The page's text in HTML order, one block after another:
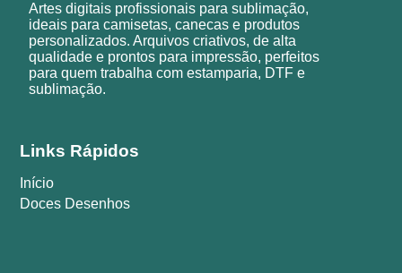
Artes digitais profissionais para sublimação,
ideais para camisetas, canecas e produtos
personalizados. Arquivos criativos, de alta
qualidade e prontos para impressão, perfeitos
para quem trabalha com estamparia, DTF e
sublimação.
Links Rápidos
Início
Doces Desenhos